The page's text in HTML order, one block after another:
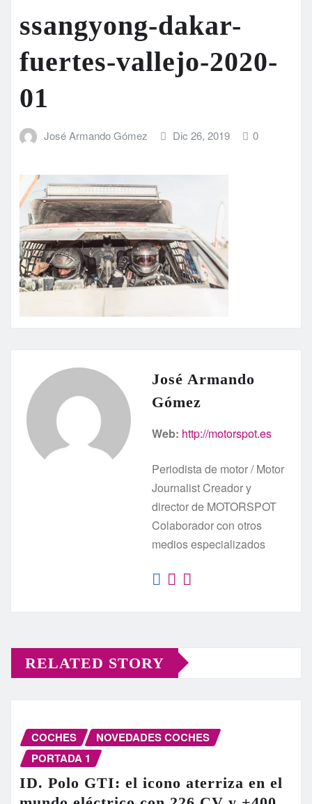
ssangyong-dakar-
fuertes-vallejo-2020-
01
José Armando Gómez Dic 26, 2019 0
José Armando
Gómez
Web: http://motorspot.es
Periodista de motor / Motor
Journalist Creador y
director de MOTORSPOT
Colaborador con otros
medios especializados
RELATED STORY
COCHES
NOVEDADES COCHES
PORTADA 1
ID. Polo GTI: el icono aterriza en el